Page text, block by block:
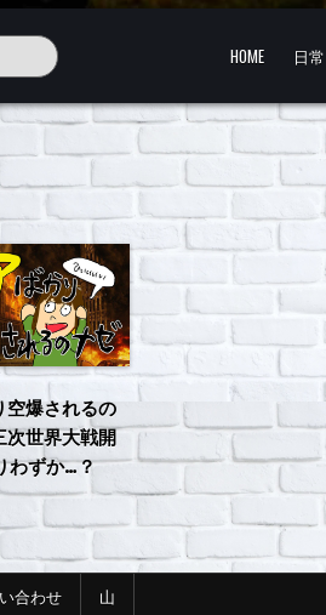
HOME 日常
空爆されるの
次世界大戦開
わずか…？
合わせ 山